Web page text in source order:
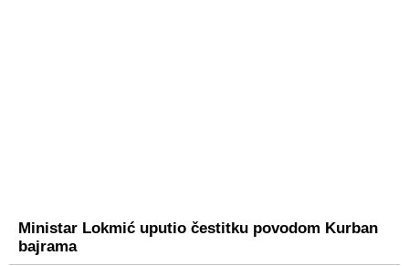
Ministar Lokmić uputio čestitku povodom Kurban
bajrama